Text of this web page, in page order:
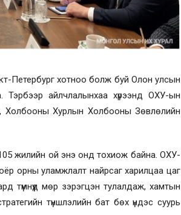
Петербург хотноо болж буй Олон улсын
Тэрбээр айлчлалынхаа хүрээнд ОХУ-ын
Холбооны Хурлын Холбооны Зөвлөлийн
жилийн ой энэ онд тохиож байна. ОХУ-
орны уламжлалт найрсаг харилцаа цаг
түмнүүд мөр зэрэгцэн тулалдаж, хамтын
түншлэлийн бат бөх үндэс суурь